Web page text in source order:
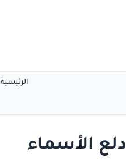
الرئيسية
دلع الأسماء